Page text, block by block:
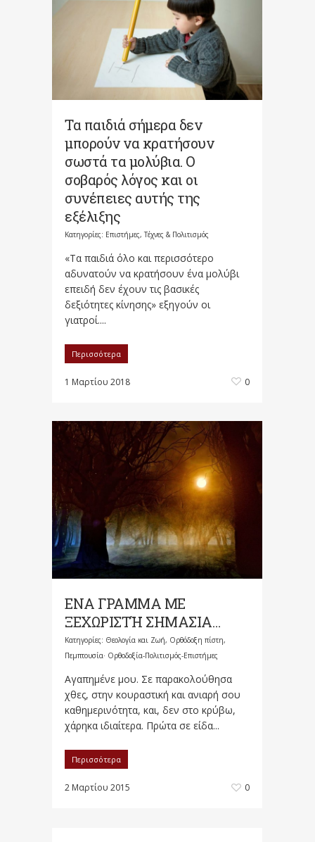
Τα παιδιά σήμερα δεν
μπορούν να κρατήσουν
σωστά τα μολύβια. Ο
σοβαρός λόγος και οι
συνέπειες αυτής της
εξέλιξης
Κατηγορίες: Επιστήμες, Τέχνες & Πολιτισμός
«Τα παιδιά όλο και περισσότερο
αδυνατούν να κρατήσουν ένα μολύβι
επειδή δεν έχουν τις βασικές
δεξιότητες κίνησης» εξηγούν οι
γιατροί....
Περισσότερα
1 Μαρτίου 2018 0
ΕΝΑ ΓΡΑΜΜΑ ΜΕ
ΞΕΧΩΡΙΣΤΉ ΣΗΜΑΣΙΑ…
Κατηγορίες: Θεολογία και Ζωή, Ορθόδοξη πίστη,
Πεμπτουσία· Ορθοδοξία-Πολιτισμός-Επιστήμες
Αγαπημένε μου. Σε παρακολούθησα
χθες, στην κουραστική και ανιαρή σου
καθημερινότητα, και, δεν στο κρύβω,
χάρηκα ιδιαίτερα. Πρώτα σε είδα...
Περισσότερα
2 Μαρτίου 2015 0